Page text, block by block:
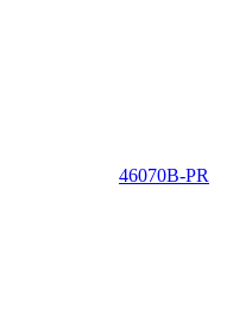
46070B-PR